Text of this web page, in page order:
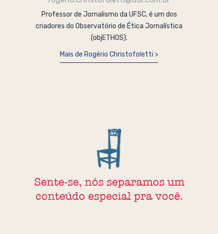
Professor de Jornalismo da UFSC, é um dos
criadores do Observatório de Ética Jornalística
(objETHOS).
Mais de Rogério Christofoletti
Sente-se, nós separamos um
conteúdo especial pra você.